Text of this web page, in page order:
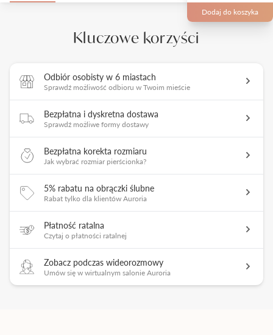
Dodaj do koszyka
Kluczowe korzyści
Odbiór osobisty w 6 miastach
Sprawdź możliwość odbioru w Twoim mieście
Bezpłatna i dyskretna dostawa
Sprawdź możliwe formy dostawy
Bezpłatna korekta rozmiaru
Jak wybrać rozmiar pierścionka?
5% rabatu na obrączki ślubne
Rabat tylko dla klientów Auroria
Płatność ratalna
Czytaj o płatności ratalnej
Zobacz podczas wideorozmowy
Umów się w wirtualnym salonie Auroria